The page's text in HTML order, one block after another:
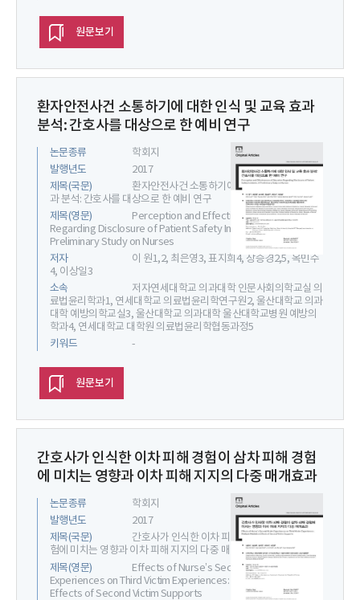
원문보기
환자안전사건 소통하기에 대한 인식 및 교육 효과
분석: 간호사를 대상으로 한 예비 연구
논문종류
학회지
발행년도
2017
제목(국문)
환자안전사건 소통하기에 대한 인식 및 교육 효
과 분석: 간호사를 대상으로 한 예비 연구
제목(영문)
Perception and Effectiveness of Education
Regarding Disclosure of Patient Safety Incidents: A
Preliminary Study on Nurses
저자
이 원1,2, 최은영3, 표지희4, 장승경2,5, 옥민수
4, 이상일3
소속
저자연세대학교 의과대학 인문사회의학교실 의
료법윤리학과1, 연세대학교 의료법윤리학연구원2, 울산대학교 의과
대학 예방의학교실3, 울산대학교 의과대학 울산대학교병원 예방의
학과4, 연세대학교 대학원 의료법윤리학협동과정5
키워드
-
원문보기
간호사가 인식한 이차 피해 경험이 삼차 피해 경험
에 미치는 영향과 이차 피해 지지의 다중 매개효과
논문종류
학회지
발행년도
2017
제목(국문)
간호사가 인식한 이차 피해 경험이 삼차 피해 경
험에 미치는 영향과 이차 피해 지지의 다중 매개효과
제목(영문)
Effects of Nurse’s Second Victim
Experiences on Third Victim Experiences: Multiple Mediation
Effects of Second Victim Supports